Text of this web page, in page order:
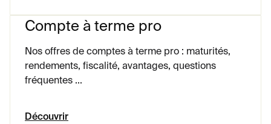
Compte à terme pro
Nos offres de comptes à terme pro : maturités,
rendements, fiscalité, avantages, questions
fréquentes ...
Découvrir